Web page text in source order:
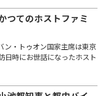
つてのホストファミ
ン・トゥオン国家主席は東京
日時にお世話になったホスト